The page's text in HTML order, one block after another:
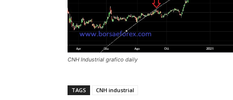
CNH Industrial grafico daily
TAGS CNH industrial